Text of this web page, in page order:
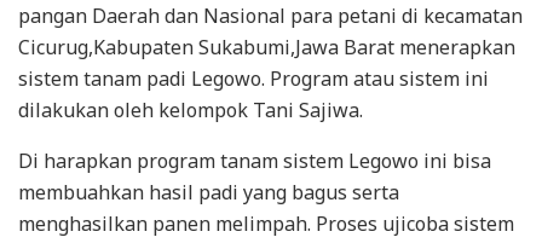
pangan Daerah dan Nasional para petani di kecamatan
Cicurug,Kabupaten Sukabumi,Jawa Barat menerapkan
sistem tanam padi Legowo. Program atau sistem ini
dilakukan oleh kelompok Tani Sajiwa.
Di harapkan program tanam sistem Legowo ini bisa
membuahkan hasil padi yang bagus serta
menghasilkan panen melimpah. Proses ujicoba sistem